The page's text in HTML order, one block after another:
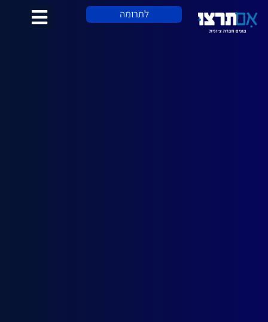
לתרומה